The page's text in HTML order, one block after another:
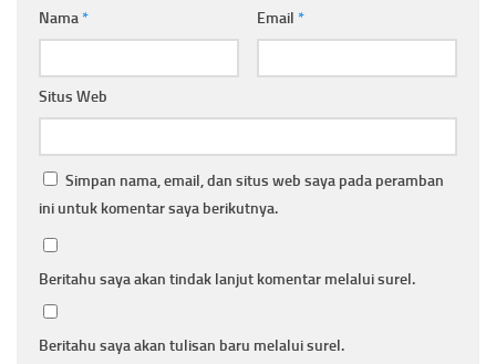
Nama* Email *
Situs Web
Simpan nama, email, dan situs web saya pada peramban
ini untuk komentar saya berikutnya.
Beritahu saya akan tindak lanjut komentar melalui surel.
Beritahu saya akan tulisan baru melalui surel.